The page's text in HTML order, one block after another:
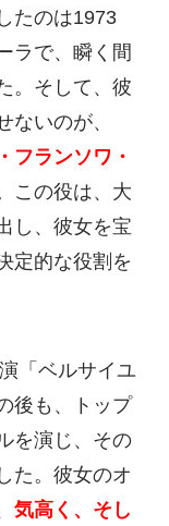
たのは1973
ラで、瞬く間
。そして、彼
ないのが、
フランソワ・
この役は、大
し、彼女を宝
定的な役割を
「ベルサイユ
後も、トップ
を演じ、その
た。彼女のオ
気高く、そし